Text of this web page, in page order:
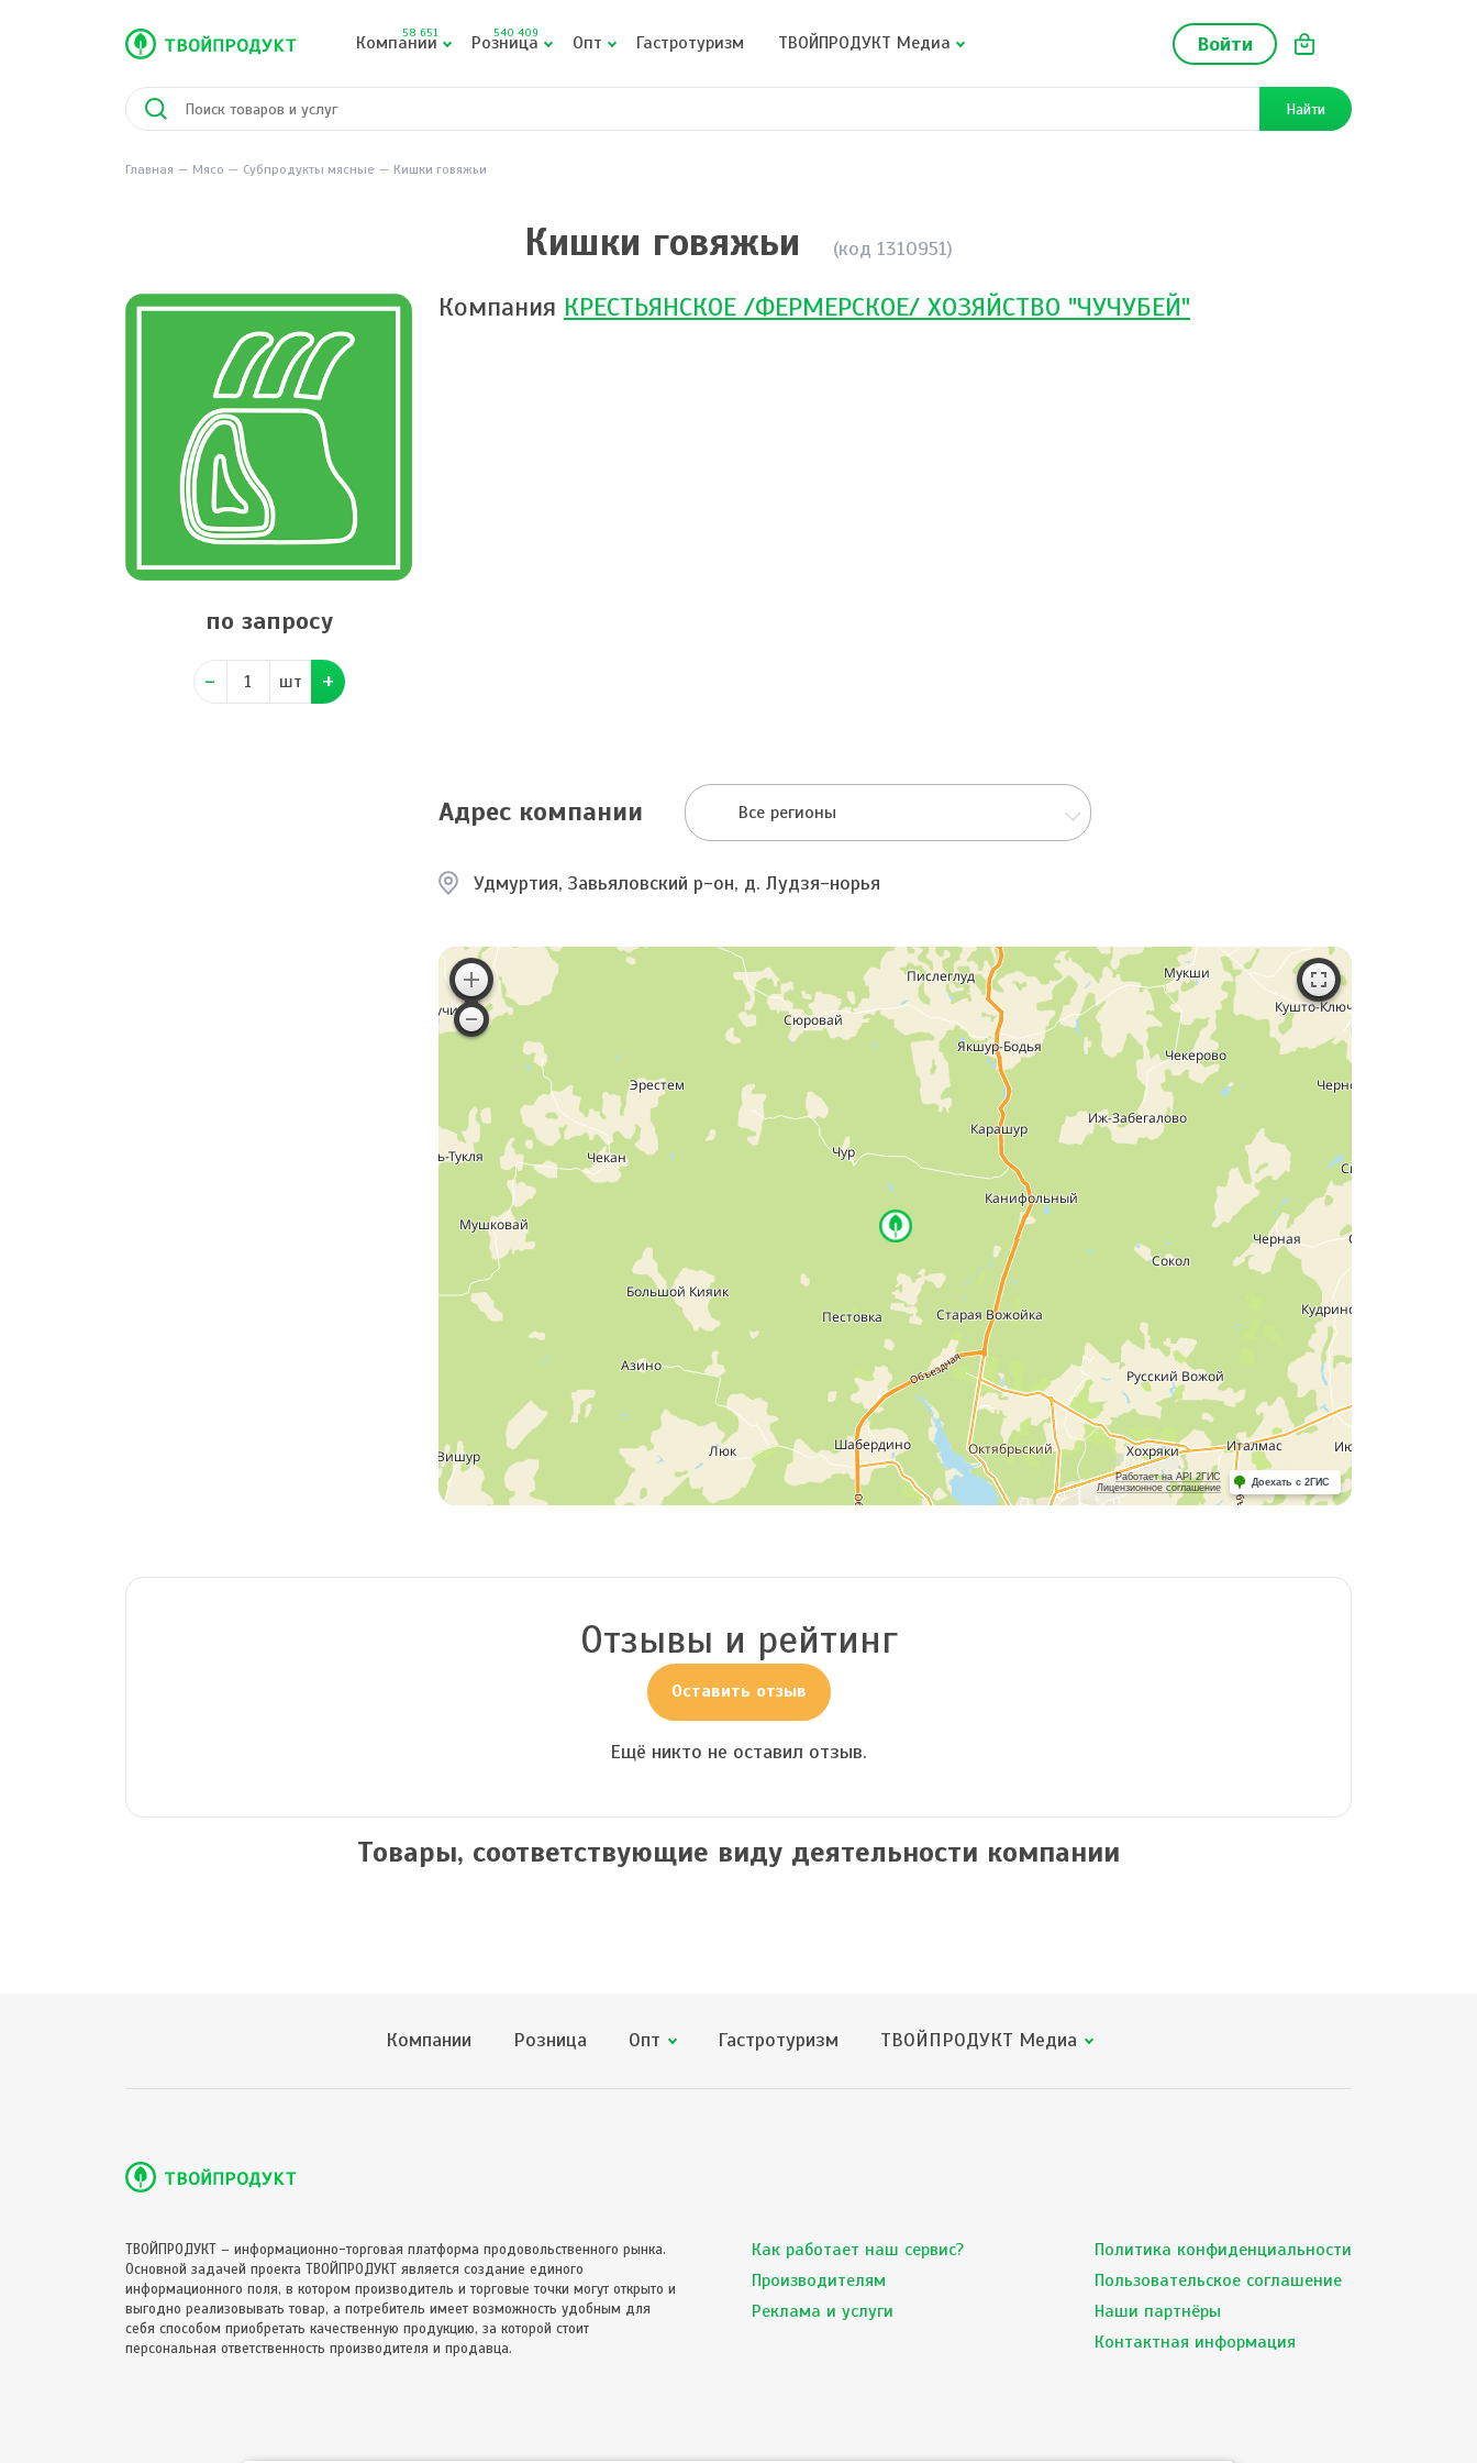
Войти
Компании
58 651 Розница
540 409 Опт Гастротуризм ТВОЙПРОДУКТ Медиа
Найти
Главная Мясо Субпродукты мясные Кишки говяжьи
Кишки говяжьи (код 1310951)
по запросу
шт
Компания КРЕСТЬЯНСКОЕ /ФЕРМЕРСКОЕ/ ХОЗЯЙСТВО "ЧУЧУБЕЙ"
Адрес компании Все регионы
Удмуртия, Завьяловский р-он, д. Лудзя-норья
Работает на API 2ГИС
Лицензионное соглашение
Доехать с 2ГИС
Отзывы и рейтинг
Оставить отзыв
Ещё никто не оставил отзыв.
Товары, соответствующие виду деятельности компании
Компании Розница Опт Гастротуризм ТВОЙПРОДУКТ Медиа
ТВОЙПРОДУКТ – информационно-торговая платформа продовольственного рынка.
Основной задачей проекта ТВОЙПРОДУКТ является создание единого
информационного поля, в котором производитель и торговые точки могут открыто и
выгодно реализовывать товар, а потребитель имеет возможность удобным для
себя способом приобретать качественную продукцию, за которой стоит
персональная ответственность производителя и продавца.
Как работает наш сервис?
Производителям
Реклама и услуги
Политика конфиденциальности
Пользовательское соглашение
Наши партнёры
Контактная информация